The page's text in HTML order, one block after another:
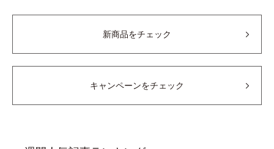
新商品をチェック
キャンペーンをチェック